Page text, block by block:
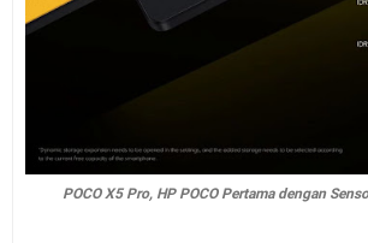
POCO X5 Pro, HP POCO Pertama dengan